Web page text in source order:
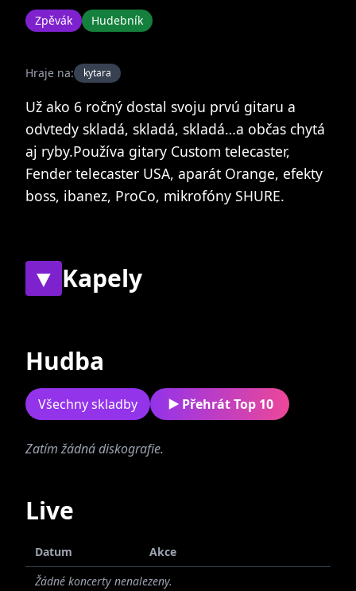
Zpěvák
Hudebník
Hraje na: kytara
Už ako 6 ročný dostal svoju prvú gitaru a
odvtedy skladá, skladá, skladá…a občas chytá
aj ryby.Používa gitary Custom telecaster,
Fender telecaster USA, aparát Orange, efekty
boss, ibanez, ProCo, mikrofóny SHURE.
▼ Kapely
Hudba
Všechny skladby Přehrát Top 10
Zatím žádná diskografie.
Live
Datum
Akce
Žádné koncerty nenalezeny.